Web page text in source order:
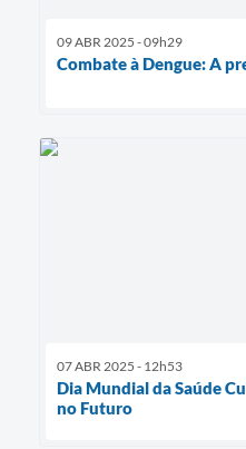
09 ABR 2025 - 09h29
Combate à Dengue: A
07 ABR 2025 - 12h53
Dia Mundial da Saúde
no Futuro